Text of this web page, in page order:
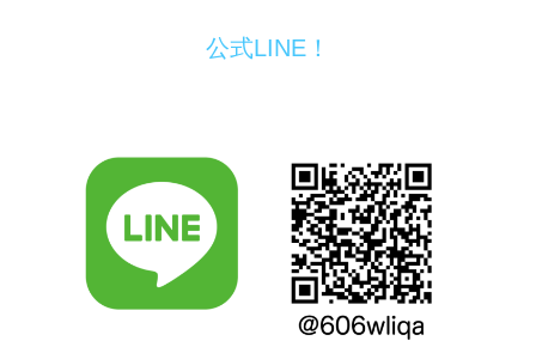
公式LINE！